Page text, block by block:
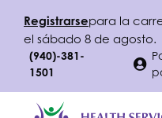
Registrarsepara la
el sábado 8 de agosto.
(940)-381-
1501